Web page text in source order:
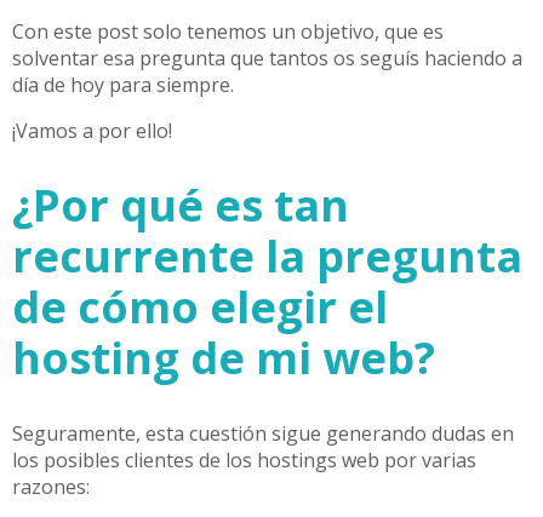
Con este post solo tenemos un objetivo, que es
solventar esa pregunta que tantos os seguís haciendo a
día de hoy para siempre.
¡Vamos a por ello!
¿Por qué es tan
recurrente la pregunta
de cómo elegir el
hosting de mi web?
Seguramente, esta cuestión sigue generando dudas en
los posibles clientes de los hostings web por varias
razones: